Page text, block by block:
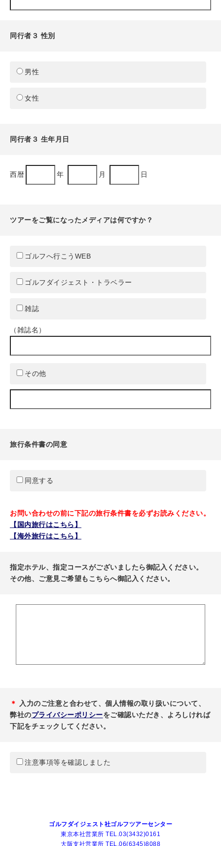
同行者３ 性別
男性
女性
同行者３ 生年月日
西暦 年 月 日
ツアーをご覧になったメディアは何ですか？
ゴルフへ行こうWEB
ゴルフダイジェスト・トラベラー
雑誌
（雑誌名）
その他
旅行条件書の同意
同意する
お問い合わせの前に下記の旅行条件書を必ずお読みください。
【国内旅行はこちら】
【海外旅行はこちら】
指定ホテル、指定コースがございましたら御記入ください。
その他、ご意見ご希望もこちらへ御記入ください。
＊
入力のご注意と合わせて、個人情報の取り扱いについて、
弊社のプライバシーポリシーをご確認いただき、よろしければ
下記をチェックしてください。
注意事項等を確認しました
ゴルフダイジェスト社ゴルフツアーセンター
東京本社営業所 TEL.03(3432)0161
大阪支社営業所 TEL.06(6345)8088